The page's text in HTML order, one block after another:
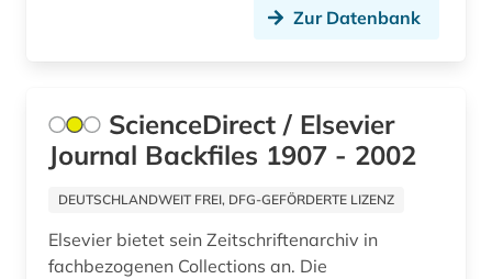
chemische reaktion (1)
chemische verbindungen (1)
christentum (1)
Zur Datenbank
ScienceDirect / Elsevier
Journal Backfiles 1907 - 2002
DEUTSCHLANDWEIT FREI, DFG-GEFÖRDERTE LIZENZ
Elsevier bietet sein Zeitschriftenarchiv in
fachbezogenen Collections an. Die